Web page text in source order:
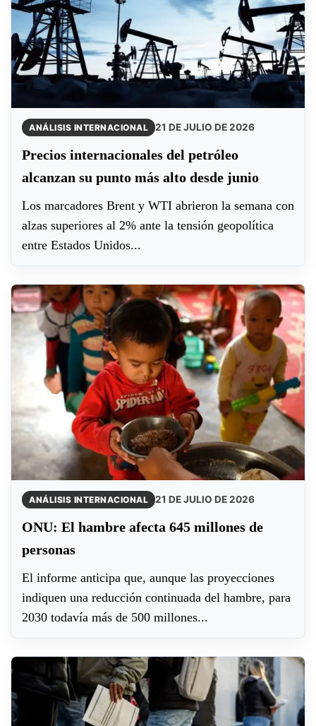
ANÁLISIS INTERNACIONAL 21 DE JULIO DE 2026
Precios internacionales del petróleo
alcanzan su punto más alto desde junio
Los marcadores Brent y WTI abrieron la semana con
alzas superiores al 2% ante la tensión geopolítica
entre Estados Unidos...
ANÁLISIS INTERNACIONAL 21 DE JULIO DE 2026
ONU: El hambre afecta 645 millones de
personas
El informe anticipa que, aunque las proyecciones
indiquen una reducción continuada del hambre, para
2030 todavía más de 500 millones...